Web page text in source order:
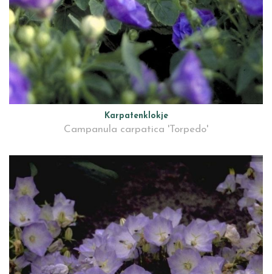
Karpatenklokje
Campanula carpatica 'Torpedo'